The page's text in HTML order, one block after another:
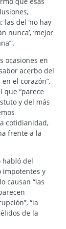
del ‘no hay
nunca’, ‘mejor
ocasiones en
acerbo del
el corazón”.
que “parece
y del más
cotidianidad,
frente a la
habló del
impotentes y
causan “las
“la
de la